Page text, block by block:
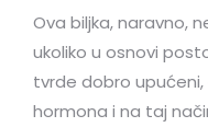
Ova biljka, naravno,
ukoliko u osnovi
tvrde dobro
hormona i na taj